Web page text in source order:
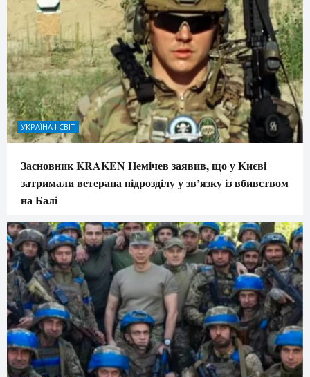
УКРАЇНА І СВІТ
Засновник KRAKEN Немічев заявив, що у Києві
затримали ветерана підрозділу у зв’язку із вбивством
на Балі